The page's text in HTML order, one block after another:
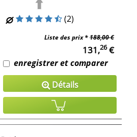
(2)
Liste des prix *188,00 €
131,26€
enregistrer et comparer
Détails